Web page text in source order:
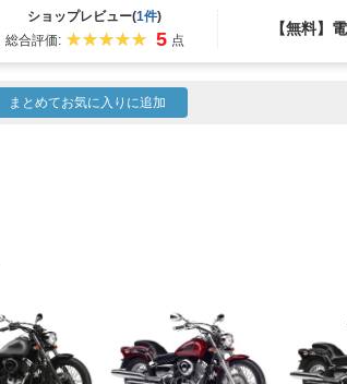
ショップレビュー(1件)
総合評価:
5 点
【無料】
まとめてお気に入りに追加